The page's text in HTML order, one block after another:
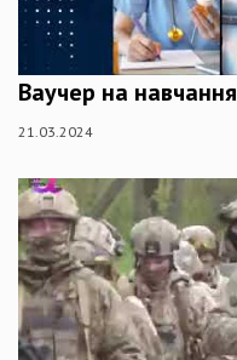
Ваучер на навчання
21.03.2024